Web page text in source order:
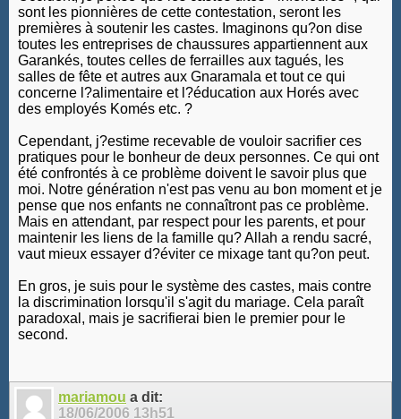
sont les pionnières de cette contestation, seront les
premières à soutenir les castes. Imaginons qu?on dise
toutes les entreprises de chaussures appartiennent aux
Garankés, toutes celles de ferrailles aux tagués, les
salles de fête et autres aux Gnaramala et tout ce qui
concerne l?alimentaire et l?éducation aux Horés avec
des employés Komés etc. ?
Cependant, j?estime recevable de vouloir sacrifier ces
pratiques pour le bonheur de deux personnes. Ce qui ont
été confrontés à ce problème doivent le savoir plus que
moi. Notre génération n'est pas venu au bon moment et je
pense que nos enfants ne connaîtront pas ce problème.
Mais en attendant, par respect pour les parents, et pour
maintenir les liens de la famille qu? Allah a rendu sacré,
vaut mieux essayer d?éviter ce mixage tant qu?on peut.
En gros, je suis pour le système des castes, mais contre
la discrimination lorsqu'il s'agit du mariage. Cela paraît
paradoxal, mais je sacrifierai bien le premier pour le
second.
mariamou a dit:
18/06/2006 13h51